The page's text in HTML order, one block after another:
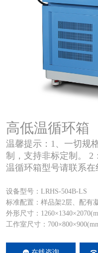
高低温循环箱
温馨提示：1、一切规
制，支持非标定制。 2
温循环箱型号请联系在
设备型号：LRHS-504B-LS
标准配置：样品架2层、配有
外形尺寸：
工作室尺寸：